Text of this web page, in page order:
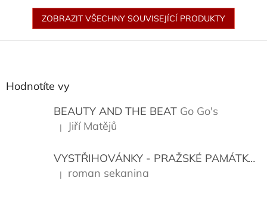
ZOBRAZIT VŠECHNY SOUVISEJÍCÍ PRODUKTY
Hodnotíte vy
BEAUTY AND THE BEAT Go Go's
Hodnocení produktu je 5 z 5 hvězdiček.
| Jiří Matějů
VYSTŘIHOVÁNKY - PRAŽSKÉ PAMÁTKY
Hodnocení produktu je 5 z 5 hvězdiček.
| roman sekanina